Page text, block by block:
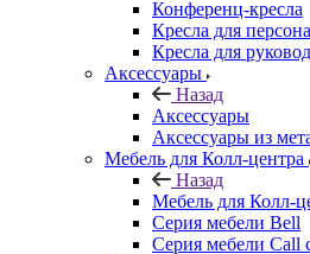
Конференц-кресла
Кресла для
Кресла для
Аксессуары
Назад
Аксессуары
Аксессуары из
Мебель для Колл-центра
Назад
Мебель для Колл-
Серия мебели Bell
Серия мебели Call